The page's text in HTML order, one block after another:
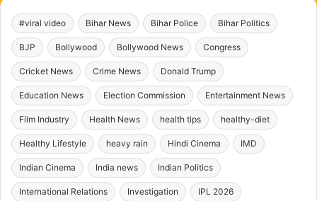
#viral video Bihar News Bihar Police Bihar Politics
BJP Bollywood Bollywood News Congress
Cricket News Crime News Donald Trump
Education News Election Commission Entertainment News
Film Industry Health News health tips healthy-diet
Healthy Lifestyle heavy rain Hindi Cinema IMD
Indian Cinema India news Indian Politics
International Relations Investigation IPL 2026